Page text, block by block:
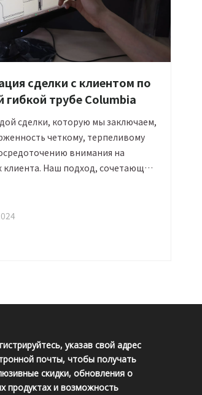
сделки с клиентом по
гибкой трубе Columbia
сделки, которую мы заключаем,
четкому, терпеливому
внимания на
клиента. Наш подход, сочетающий
доказал свою важность
или готовы разместить заказ.
указав свой адрес
почты, чтобы получать
скидки, обновления о
продуктах и ​​возможность